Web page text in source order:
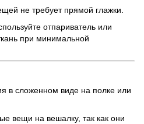
не требует прямой глажки.
отпариватель или
при минимальной
в сложенном виде на полке или
вещи на вешалку, так как они